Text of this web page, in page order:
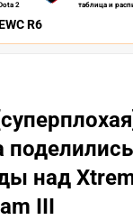
2 таблица и
R6
над
III